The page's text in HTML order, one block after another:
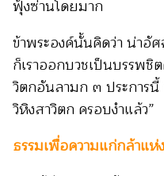
ฟุ้งซ่านโดยมาก
ข้าพระองค์นั้นคิดว่า น่าอั
ก็เราออกบวชเป็นบรรพ
วิตกอันลามก ๓ ประการ
วิหิงสาวิตก ครอบงำแล้ว”
ธรรมเพื่อความแก่กล้าแห่